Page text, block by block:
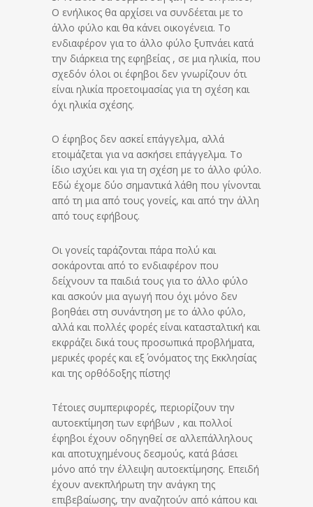
Ο ενήλικος θα αρχίσει να συνδέεται με το
άλλο φύλο και θα κάνει οικογένεια. Το
ενδιαφέρον για το άλλο φύλο ξυπνάει κατά
την διάρκεια της εφηβείας , σε μια ηλικία, που
σχεδόν όλοι οι έφηβοι δεν γνωρίζουν ότι
είναι ηλικία προετοιμασίας για τη σχέση και
όχι ηλικία σχέσης.
Ο έφηβος δεν ασκεί επάγγελμα, αλλά
ετοιμάζεται για να ασκήσει επάγγελμα. Το
ίδιο ισχύει και για τη σχέση με το άλλο φύλο.
Εδώ έχομε δύο σημαντικά λάθη που γίνονται
από τη μια από τους γονείς, και από την άλλη
από τους εφήβους.
Οι γονείς ταράζονται πάρα πολύ και
σοκάρονται από το ενδιαφέρον που
δείχνουν τα παιδιά τους για το άλλο φύλο
και ασκούν μια αγωγή που όχι μόνο δεν
βοηθάει στη συνάντηση με το άλλο φύλο,
αλλά και πολλές φορές είναι κατασταλτική και
εκφράζει δικά τους προσωπικά προβλήματα,
μερικές φορές και εξ΄ ονόματος της Εκκλησίας
και της ορθόδοξης πίστης!
Τέτοιες συμπεριφορές, περιορίζουν την
αυτοεκτίμηση των εφήβων , και πολλοί
έφηβοι έχουν οδηγηθεί σε αλλεπάλληλους
και αποτυχημένους δεσμούς, κατά βάσει
μόνο από την έλλειψη αυτοεκτίμησης. Επειδή
έχουν ανεκπλήρωτη την ανάγκη της
επιβεβαίωσης, την αναζητούν από κάπου και